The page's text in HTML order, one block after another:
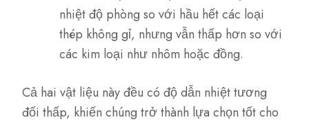
nhiệt độ phòng so với hầu hết các loại
thép không gỉ, nhưng vẫn thấp hơn so với
các kim loại như nhôm hoặc đồng.
Cả hai vật liệu này đều có độ dẫn nhiệt tương
đối thấp, khiến chúng trở thành lựa chọn tốt cho